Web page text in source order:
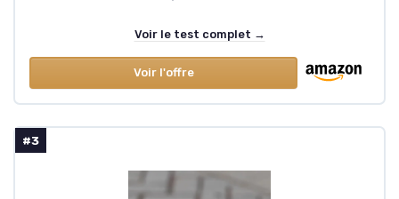
Voir le test complet →
Voir l'offre
#3